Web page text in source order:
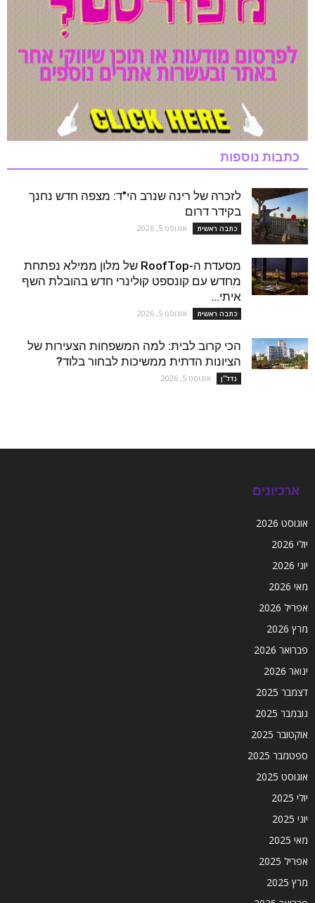
כתבות נוספות
לזכרה של רינה שנרב הי"ד: מצפה חדש נחנך
בקידר דרום
כתבה ראשית אוגוסט 5, 2026
מסעדת ה-RoofTop של מלון ממילא נפתחת
מחדש עם קונספט קולינרי חדש בהובלת השף
איתי...
כתבה ראשית אוגוסט 5, 2026
הכי קרוב לבית: למה המשפחות הצעירות של
הציונות הדתית ממשיכות לבחור בלוד?
נדל''ן אוגוסט 5, 2026
ארכיונים
אוגוסט 2026
יולי 2026
יוני 2026
מאי 2026
אפריל 2026
מרץ 2026
פברואר 2026
ינואר 2026
דצמבר 2025
נובמבר 2025
אוקטובר 2025
ספטמבר 2025
אוגוסט 2025
יולי 2025
יוני 2025
מאי 2025
אפריל 2025
מרץ 2025